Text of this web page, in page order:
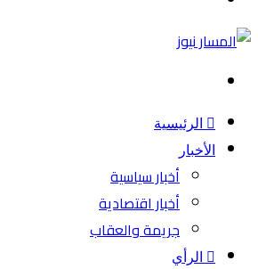
الرئيسية
الأخبار
أخبار سياسية
أخبار اقتصادية
جريمة والعقاب
الرأي